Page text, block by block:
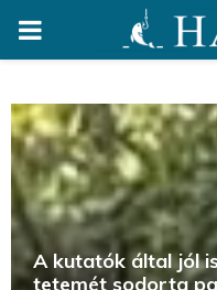
PRIMARY
A kutatók által jól
tetemét sodorta